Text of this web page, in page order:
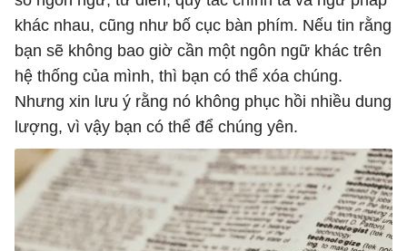
khác nhau, cũng như bố cục bàn phím. Nếu tin rằng
bạn sẽ không bao giờ cần một ngôn ngữ khác trên
hệ thống của mình, thì bạn có thể xóa chúng.
Nhưng xin lưu ý rằng nó không phục hồi nhiều dung
lượng, vì vậy bạn có thể để chúng yên.